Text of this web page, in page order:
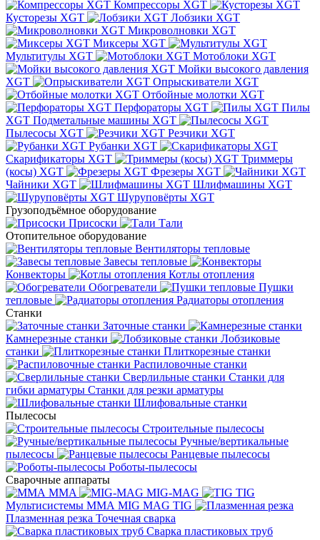
Компрессоры XGT
Кусторезы XGT
Лобзики XGT
Микроволновки XGT
Миксеры XGT
Мультитулы XGT
Мотоблоки XGT
Мойки высокого давления
XGT
Опрыскиватели XGT
Отбойные молотки XGT
Перфораторы XGT
Пилы
XGT Подметальные машины XGT
Пылесосы XGT
Резчики XGT
Рубанки XGT
Скарификаторы XGT
Триммеры
(косы) XGT
Фрезеры XGT
Чайники XGT
Шлифмашины XGT
Шуруповёрты XGT
Грузоподъёмное оборудование
Присоски
Тали
Отопительное оборудование
Вентиляторы тепловые
Завесы тепловые
Конвекторы
Котлы отопления
Обогреватели
Пушки
тепловые
Радиаторы отопления
Станки
Заточные станки
Камнерезные станки
Лобзиковые
станки
Плиткорезные станки
Распиловочные станки
Сверлильные станки Станки для
гибки арматуры Станки для резки арматуры
Шлифовальные станки
Пылесосы
Строительные пылесосы
Ручные/вертикальные
пылесосы
Ранцевые пылесосы
Роботы-пылесосы
Сварочные аппараты
MMA
MIG-MAG
TIG
Мультисистемы ММА MIG MAG TIG
Плазменная резка Точечная сварка
Cварка пластиковых труб